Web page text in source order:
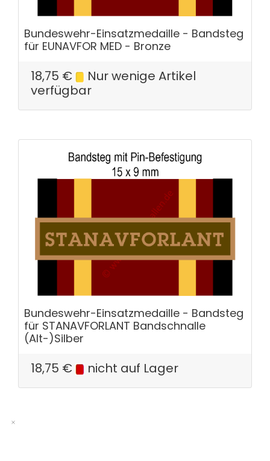
Bundeswehr-Einsatzmedaille - Bandsteg
für EUNAVFOR MED - Bronze
18,75 €
Nur wenige Artikel
verfügbar
Bundeswehr-Einsatzmedaille - Bandsteg
für STANAVFORLANT Bandschnalle
(Alt-)Silber
18,75 € nicht auf Lager